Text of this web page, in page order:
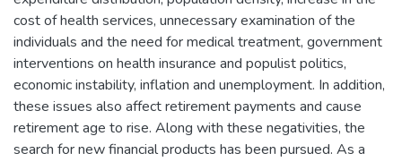
cost of health services, unnecessary examination of the
individuals and the need for medical treatment, government
interventions on health insurance and populist politics,
economic instability, inflation and unemployment. In addition,
these issues also affect retirement payments and cause
retirement age to rise. Along with these negativities, the
search for new financial products has been pursued. As a